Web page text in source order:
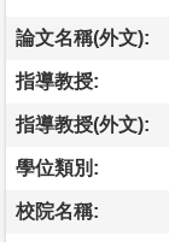
論文名稱(外文):
指導教授:
指導教授(外文):
學位類別:
校院名稱: